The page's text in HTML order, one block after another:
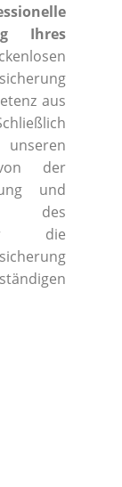
Ihres
aus
der
und
des
die